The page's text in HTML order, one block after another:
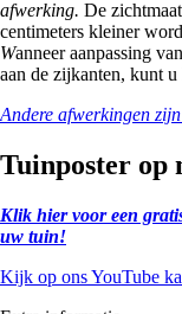
afwerking. De
centimeters kleiner
Wanneer aanpassing
aan de zijkanten, kunt
Andere afwerkingen
Tuinposter op
Klik hier voor een
uw tuin!
Kijk op ons YouTube